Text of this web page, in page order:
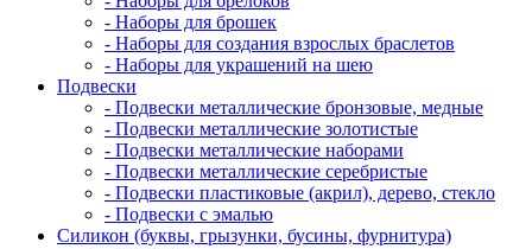
- Наборы для брошек
- Наборы для создания взрослых браслетов
- Наборы для украшений на шею
Подвески
- Подвески металлические бронзовые, медные
- Подвески металлические золотистые
- Подвески металлические наборами
- Подвески металлические серебристые
- Подвески пластиковые (акрил), дерево, стекло
- Подвески с эмалью
Силикон (буквы, грызунки, бусины, фурнитура)